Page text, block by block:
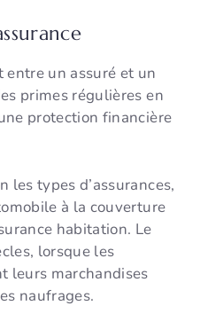
entre un assuré et un
primes régulières en
protection financière
les types d’assurances,
à la couverture
habitation. Le
lorsque les
leurs marchandises
naufrages.